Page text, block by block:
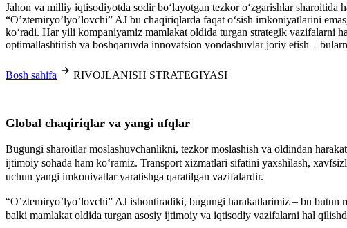
Jahon va milliy iqtisodiyotda sodir bo‘layotgan tezkor o‘zgarishlar
“O’ztemiryo’lyo’lovchi” AJ bu chaqiriqlarda faqat o‘sish imkoniyatlarini
ko‘radi. Har yili kompaniyamiz mamlakat oldida turgan strategik vazifalarni
optimallashtirish va boshqaruvda innovatsion yondashuvlar joriy etish –
Bosh sahifa RIVOJLANISH STRATEGIYASI
Global chaqiriqlar va yangi ufqlar
Bugungi sharoitlar moslashuvchanlikni, tezkor moslashish va oldindan
ijtimoiy sohada ham ko‘ramiz. Transport xizmatlari sifatini yaxshilash,
uchun yangi imkoniyatlar yaratishga qaratilgan vazifalardir.
“O’ztemiryo’lyo’lovchi” AJ ishontiradiki, bugungi harakatlarimiz – bu
balki mamlakat oldida turgan asosiy ijtimoiy va iqtisodiy vazifalarni hal